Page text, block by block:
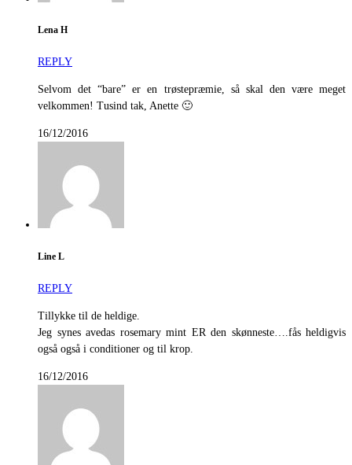
Lena H
REPLY
Selvom det “bare” er en trøstepræmie, så skal den være meget
velkommen! Tusind tak, Anette 🙂
16/12/2016
Line L
REPLY
Tillykke til de heldige.
Jeg synes avedas rosemary mint ER den skønneste….fås heldigvis
også også i conditioner og til krop.
16/12/2016